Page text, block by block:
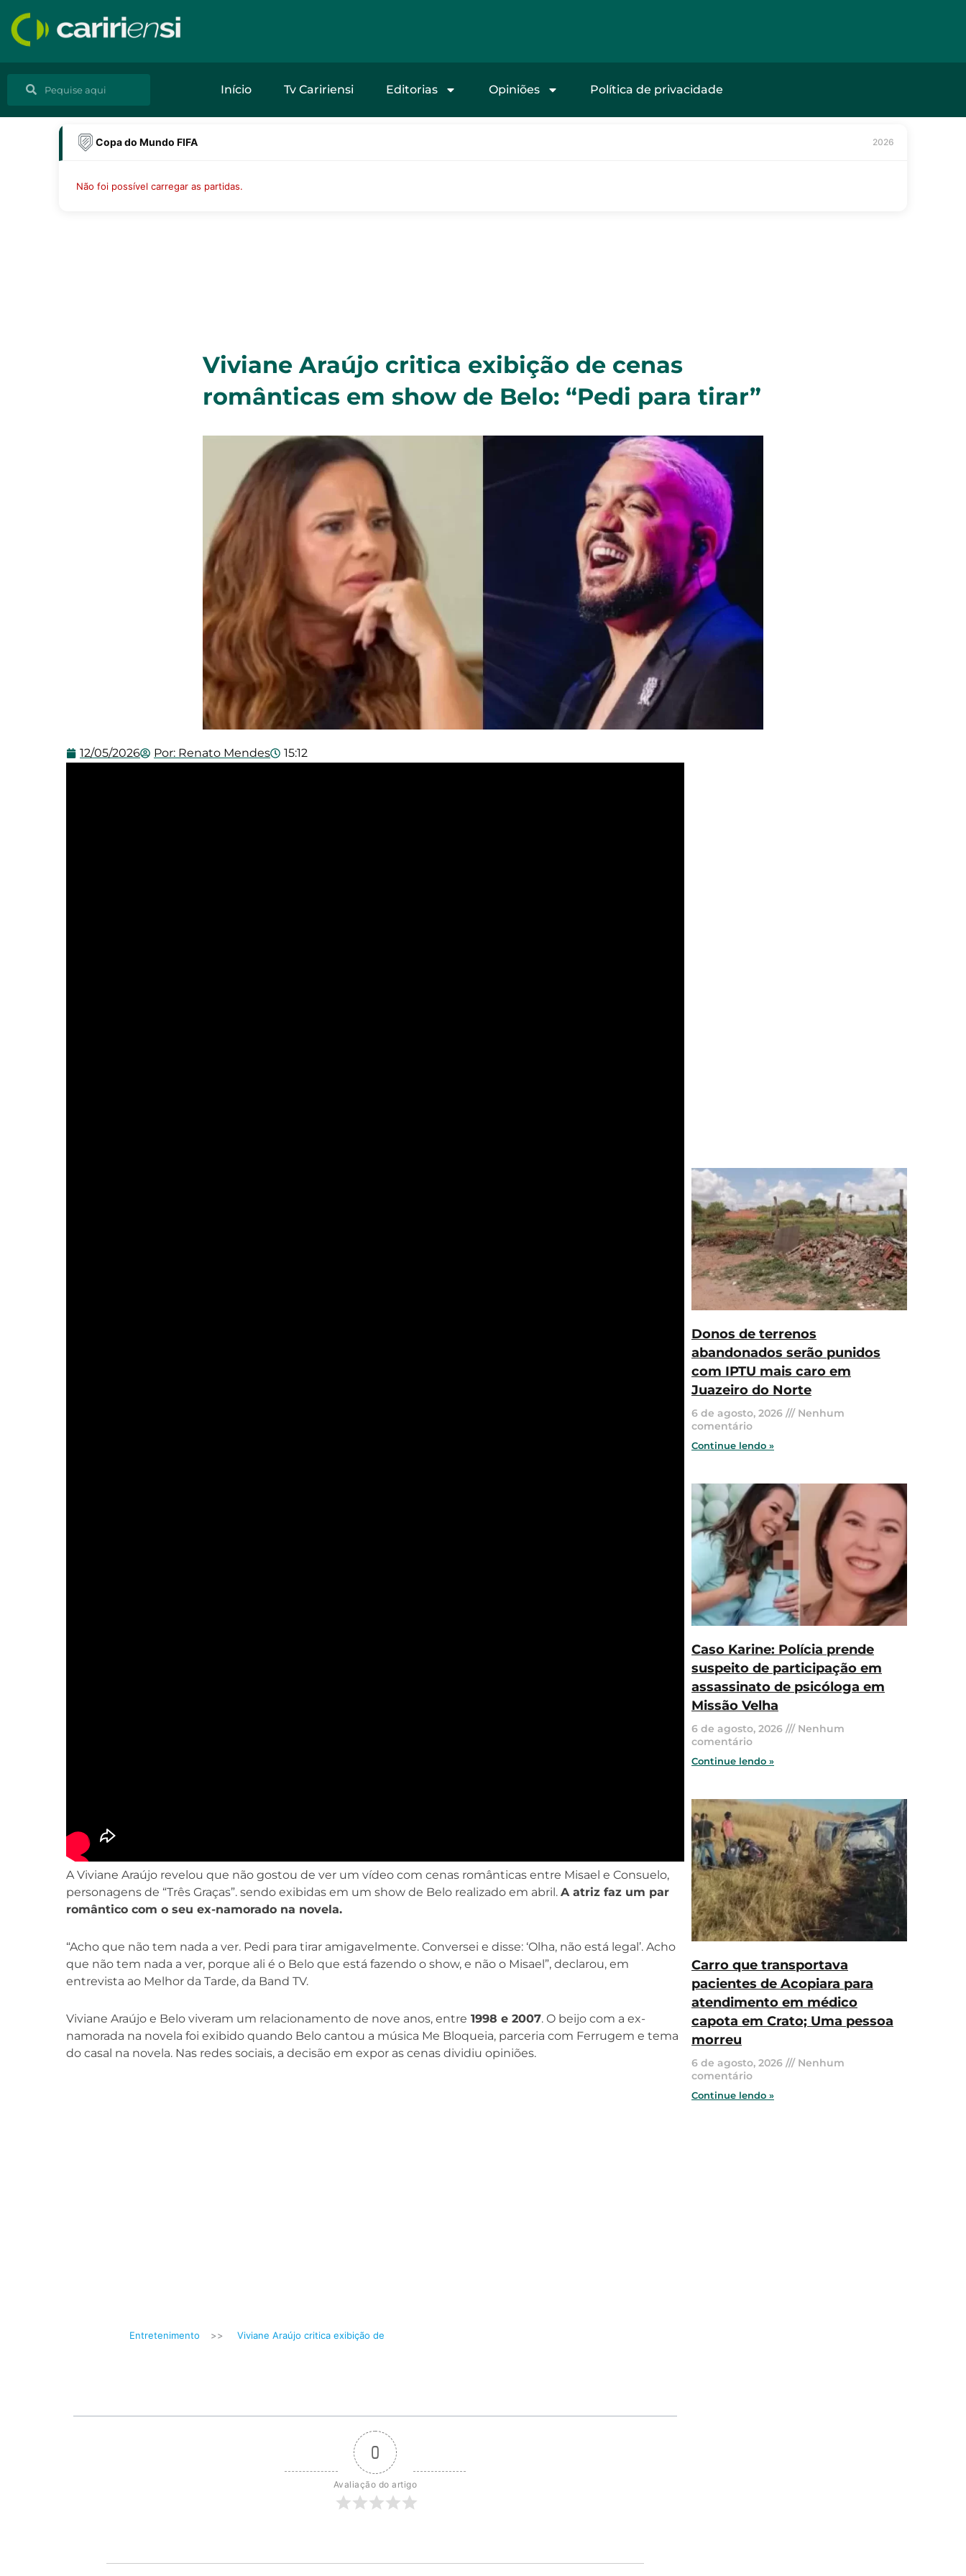
para
Pesquisar
Início Tv Caririensi Editorias Opiniões Política de privacidade
Copa do Mundo FIFA 2026
Não foi possível carregar as partidas.
Viviane Araújo critica exibição de cenas
românticas em show de Belo: “Pedi para tirar”
12/05/2026 Por: Renato Mendes 15:12
A Viviane Araújo revelou que não gostou de ver um vídeo com cenas românticas entre Misael e Consuelo,
personagens de “Três Graças”. sendo exibidas em um show de Belo realizado em abril. A atriz faz um par
romântico com o seu ex-namorado na novela.
“Acho que não tem nada a ver. Pedi para tirar amigavelmente. Conversei e disse: ‘Olha, não está legal’. Acho
que não tem nada a ver, porque ali é o Belo que está fazendo o show, e não o Misael”, declarou, em
entrevista ao Melhor da Tarde, da Band TV.
Viviane Araújo e Belo viveram um relacionamento de nove anos, entre 1998 e 2007. O beijo com a ex-
namorada na novela foi exibido quando Belo cantou a música Me Bloqueia, parceria com Ferrugem e tema
do casal na novela. Nas redes sociais, a decisão em expor as cenas dividiu opiniões.
Entretenimento >> Viviane Araújo critica exibição de
0
Avaliação do artigo
Donos de terrenos
abandonados serão punidos
com IPTU mais caro em
Juazeiro do Norte
6 de agosto, 2026
Nenhum
comentário
Continue lendo »
Caso Karine: Polícia prende
suspeito de participação em
assassinato de psicóloga em
Missão Velha
6 de agosto, 2026
Nenhum
comentário
Continue lendo »
Carro que transportava
pacientes de Acopiara para
atendimento em médico
capota em Crato; Uma pessoa
morreu
6 de agosto, 2026
Nenhum
comentário
Continue lendo »